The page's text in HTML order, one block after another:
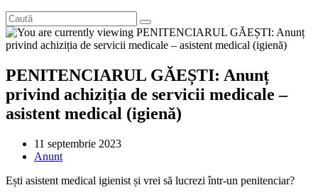
PENITENCIARUL GĂEȘTI: Anunț
privind achiziția de servicii medicale –
asistent medical (igienă)
Post
published:
11 septembrie 2023
Post
Anunt
Ești asistent medical igienist și vrei să lucrezi într-un penitenciar?